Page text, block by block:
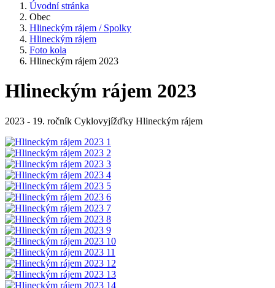
Úvodní stránka
Obec
Hlineckým rájem / Spolky
Hlineckým rájem
Foto kola
Hlineckým rájem 2023
Hlineckým rájem 2023
2023 - 19. ročník Cyklovyjížďky Hlineckým rájem